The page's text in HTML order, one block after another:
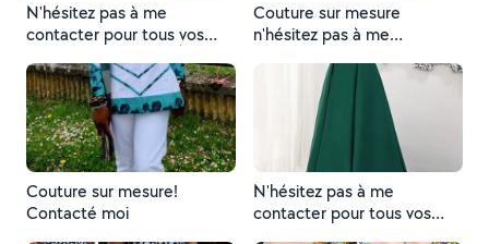
N'hésitez pas à me
contacter pour tous vos
bientôt merci
Couture sur mesure
n'hésitez pas à me
Couture sur mesure!
Contacté moi
N'hésitez pas à me
contacter pour tous vos